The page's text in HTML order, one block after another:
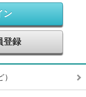
ン
登録